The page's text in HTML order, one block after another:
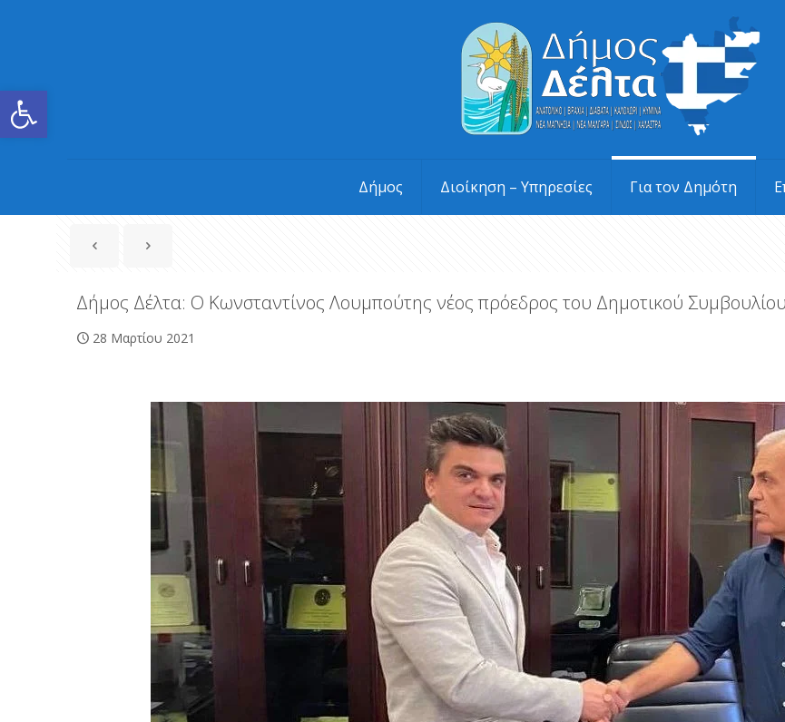
Ανοίξτε τη γραμμή εργαλείων
Δήμος Διοίκηση – Υπηρεσίες Για τον Δημότη
Δήμος Δέλτα: Ο Κωνσταντίνος Λουμπούτης νέος πρόεδρος του Δημοτικού Συμβουλίου
28 Μαρτίου 2021